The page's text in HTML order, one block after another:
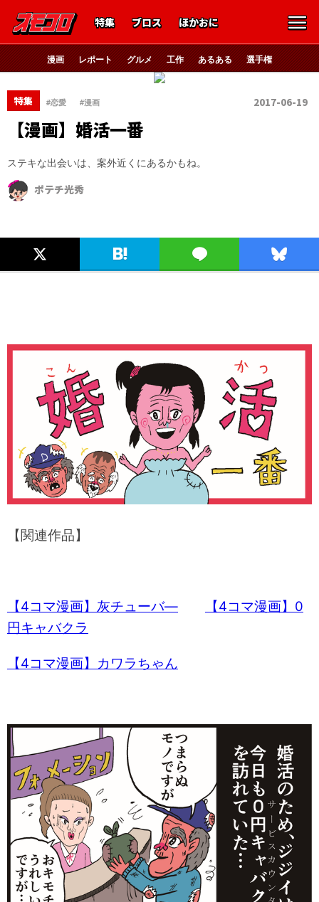
特集 ブロス ほかおに
漫画 レポート グルメ 工作 あるある 選手権
特集 #恋愛 #漫画 2017-06-19
【漫画】婚活一番
ステキな出会いは、案外近くにあるかもね。
ポテチ光秀
【関連作品】
【4コマ漫画】灰チューバ―
【4コマ漫画】0
円キャバクラ
【4コマ漫画】カワラちゃん